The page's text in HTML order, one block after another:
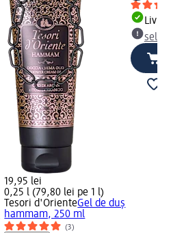
19,95 lei
0,25 l (79,80 lei pe 1 l)
Tesori d'OrienteGel de duș
hammam, 250 ml
(3)